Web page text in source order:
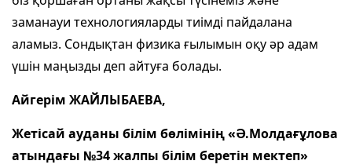
заманауи технологияларды тиімді пайдалана
аламыз. Сондықтан физика ғылымын оқу әр адам
үшін маңызды деп айтуға болады.
Айгерім ЖАЙЛЫБАЕВА,
Жетісай ауданы білім бөлімінің «Ә.Молдағұлова
атындағы №34 жалпы білім беретін мектеп»